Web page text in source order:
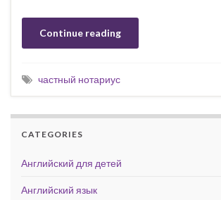
Continue reading
частный нотариус
CATEGORIES
Английский для детей
Английский язык